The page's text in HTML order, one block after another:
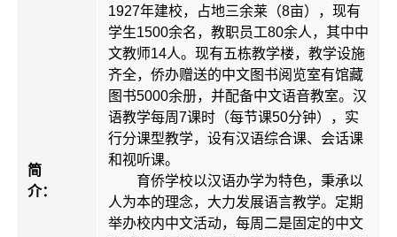
简
介：
1927年建校，占地三余莱（8亩），现有
学生1500余名，教职员工80余人，其中中
文教师14人。现有五栋教学楼，教学设施
齐全，侨办赠送的中文图书阅览室有馆藏
图书5000余册，并配备中文语音教室。汉
语教学每周7课时（每节课50分钟），实
行分课型教学，设有汉语综合课、会话课
和视听课。
育侨学校以汉语办学为特色，秉承以
人为本的理念，大力发展语言教学。定期
举办校内中文活动，每周二是固定的中文